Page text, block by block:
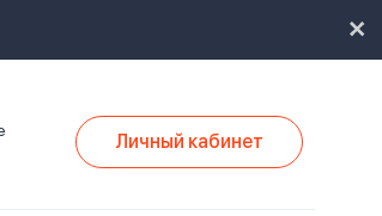
Личный кабинет